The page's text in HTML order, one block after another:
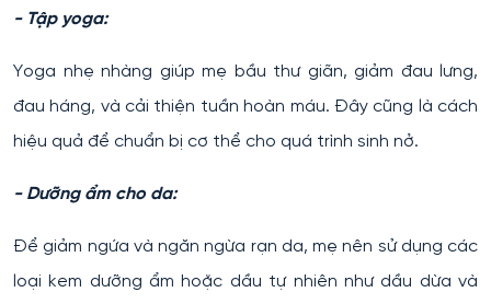
- Tập yoga:
Yoga nhẹ nhàng giúp mẹ bầu thư giãn, giảm đau lưng,
đau háng, và cải thiện tuần hoàn máu. Đây cũng là cách
hiệu quả để chuẩn bị cơ thể cho quá trình sinh nở.
- Dưỡng ẩm cho da:
Để giảm ngứa và ngăn ngừa rạn da, mẹ nên sử dụng các
loại kem dưỡng ẩm hoặc dầu tự nhiên như dầu dừa và